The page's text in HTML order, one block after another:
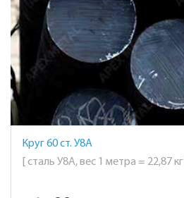
Круг 60 ст. У8А
[ сталь У8А, вес 1 метра = 22,87 кг ]